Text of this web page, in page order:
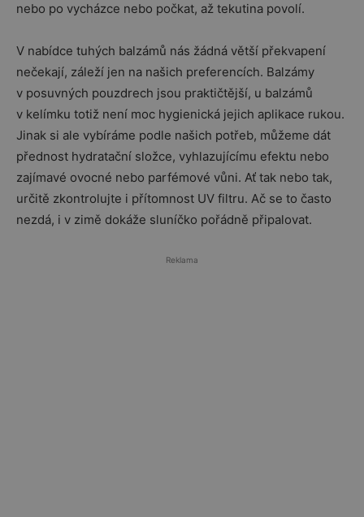
nebo po vycházce nebo počkat, až tekutina povolí.
V nabídce tuhých balzámů nás žádná větší překvapení
nečekají, záleží jen na našich preferencích. Balzámy
v posuvných pouzdrech jsou praktičtější, u balzámů
v kelímku totiž není moc hygienická jejich aplikace rukou.
Jinak si ale vybíráme podle našich potřeb, můžeme dát
přednost hydratační složce, vyhlazujícímu efektu nebo
zajímavé ovocné nebo parfémové vůni. Ať tak nebo tak,
určitě zkontrolujte i přítomnost UV filtru. Ač se to často
nezdá, i v zimě dokáže sluníčko pořádně připalovat.
Reklama